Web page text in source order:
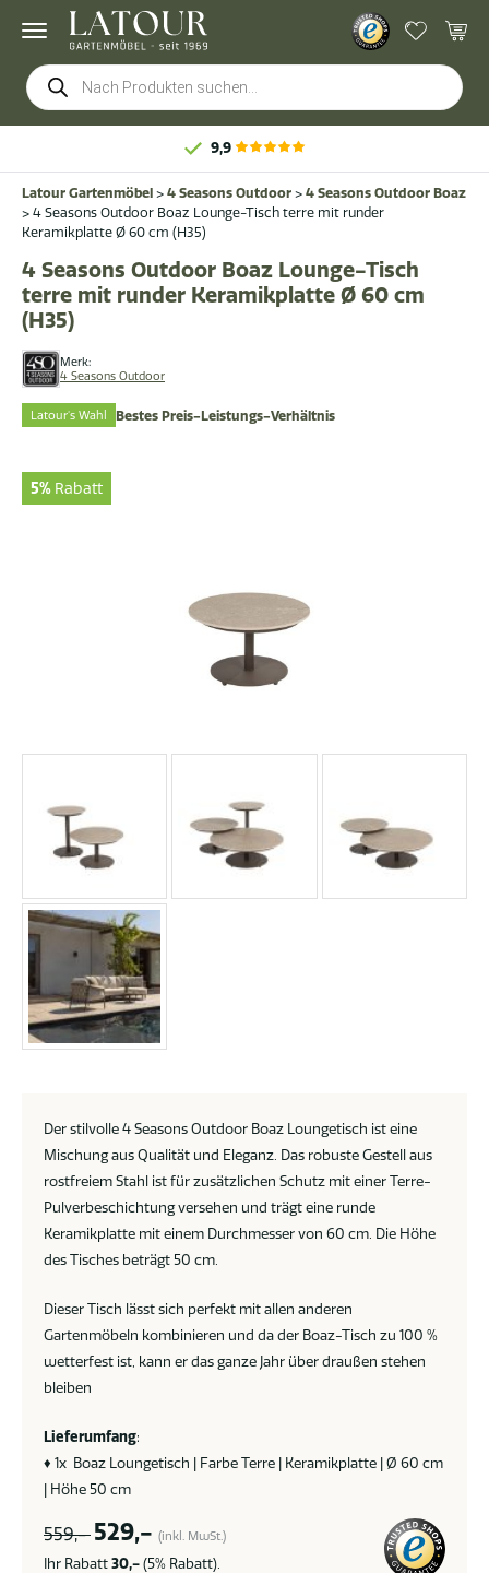
Products
search
Latour Gartenmöbel > 4 Seasons Outdoor > 4 Seasons Outdoor Boaz
> 4 Seasons Outdoor Boaz Lounge-Tisch terre mit runder
Keramikplatte Ø 60 cm (H35)
Merk:
4 Seasons Outdoor
4 Seasons Outdoor Boaz Lounge-Tisch
terre mit runder Keramikplatte Ø 60 cm
(H35)
Latour's Wahl Bestes Preis-Leistungs-Verhältnis
5% Rabatt
Der stilvolle 4 Seasons Outdoor Boaz Loungetisch ist eine
Mischung aus Qualität und Eleganz. Das robuste Gestell aus
rostfreiem Stahl ist für zusätzlichen Schutz mit einer Terre-
Pulverbeschichtung versehen und trägt eine runde
Keramikplatte mit einem Durchmesser von 60 cm. Die Höhe
des Tisches beträgt 50 cm.
Dieser Tisch lässt sich perfekt mit allen anderen
Gartenmöbeln kombinieren und da der Boaz-Tisch zu 100 %
wetterfest ist, kann er das ganze Jahr über draußen stehen
bleiben
Lieferumfang:
♦ 1x Boaz Loungetisch | Farbe Terre | Keramikplatte | Ø 60 cm
| Höhe 50 cm
559,- 529,- (inkl. MwSt.)
Ihr Rabatt30,-(5% Rabatt).